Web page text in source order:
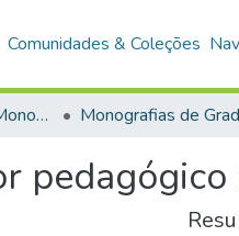
Comunidades & Coleções
Biblioteca Digital de Monografias (BDM) Monografias de